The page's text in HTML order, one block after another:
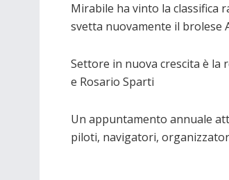
Mirabile ha vinto la classifica
svetta nuovamente il brolese
Settore in nuova crescita è la
e Rosario Sparti
Un appuntamento annuale
piloti, navigatori,